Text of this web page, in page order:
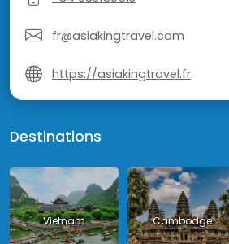
fr@asiakingtravel.com
https://asiakingtravel.fr
Destinations
Vietnam Cambodge